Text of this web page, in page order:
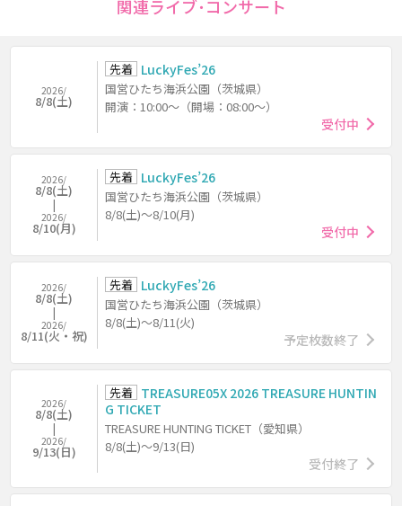
関連ライブ･コンサート
2026/
8/8(土)
先着 LuckyFes’26
国営ひたち海浜公園（茨城県）
開演：10:00～（開場：08:00～）
受付中
2026/
8/8(土)
2026/
8/10(月)
先着 LuckyFes’26
国営ひたち海浜公園（茨城県）
8/8(土)～8/10(月)
受付中
2026/
8/8(土)
2026/
8/11(火・祝)
先着 LuckyFes’26
国営ひたち海浜公園（茨城県）
8/8(土)～8/11(火)
予定枚数終了
2026/
8/8(土)
2026/
9/13(日)
先着 TREASURE05X 2026 TREASURE HUNTIN
G TICKET
TREASURE HUNTING TICKET（愛知県）
8/8(土)～9/13(日)
受付終了